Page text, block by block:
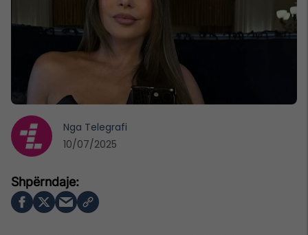
Nga Telegrafi
10/07/2025